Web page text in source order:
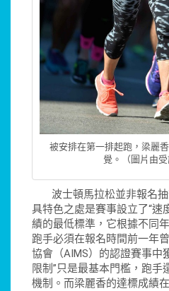
被安排在第一排起跑，梁麗
覺。（圖片由受
波士頓馬拉松並非報名抽
具特色之處是賽事設立了“速
績的最低標準，它根據不同
跑手必須在報名時間前一年
協會（AIMS）的認證賽事中
限制”只是最基本門檻，跑手
機制。而梁麗香的達標成績